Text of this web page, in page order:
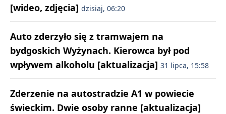
[wideo, zdjęcia] dzisiaj, 06:20
Auto zderzyło się z tramwajem na
bydgoskich Wyżynach. Kierowca był pod
wpływem alkoholu [aktualizacja] 31 lipca, 15:58
Zderzenie na autostradzie A1 w powiecie
świeckim. Dwie osoby ranne [aktualizacja]